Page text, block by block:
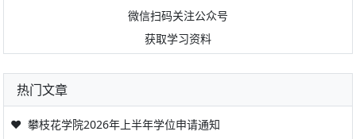
微信扫码关注公众号
获取学习资料
热门文章
❤ 攀枝花学院2026年上半年学位申请通知